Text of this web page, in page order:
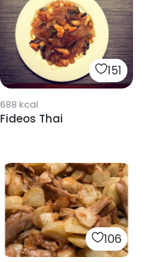
151
688 kcal
Fideos Thai
106